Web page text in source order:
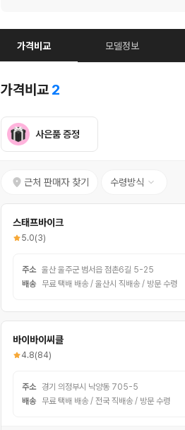
가격비교 모델정보
가격비교 2
사은품 증정
근처 판매자 찾기 수령방식
스태프바이크
5.0(3)
주소 울산 울주군 범서읍 점촌6길 5-25
배송
무료 택배 배송 / 울산시 직배송 / 방문 수령
바이바이씨클
4.8(84)
주소
경기 의정부시 낙양동 705-5
배송
무료 택배 배송 / 전국 직배송 / 방문 수령